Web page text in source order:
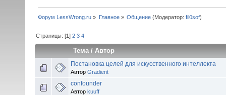
Форум LessWrong.ru » Главное» Общение(Модератор: fil0sof)
Страницы: [1]2 3 4
Тема /Автор
Постановка целей для искусственного интеллекта
Автор Gradient
confounder
Автор kuuff